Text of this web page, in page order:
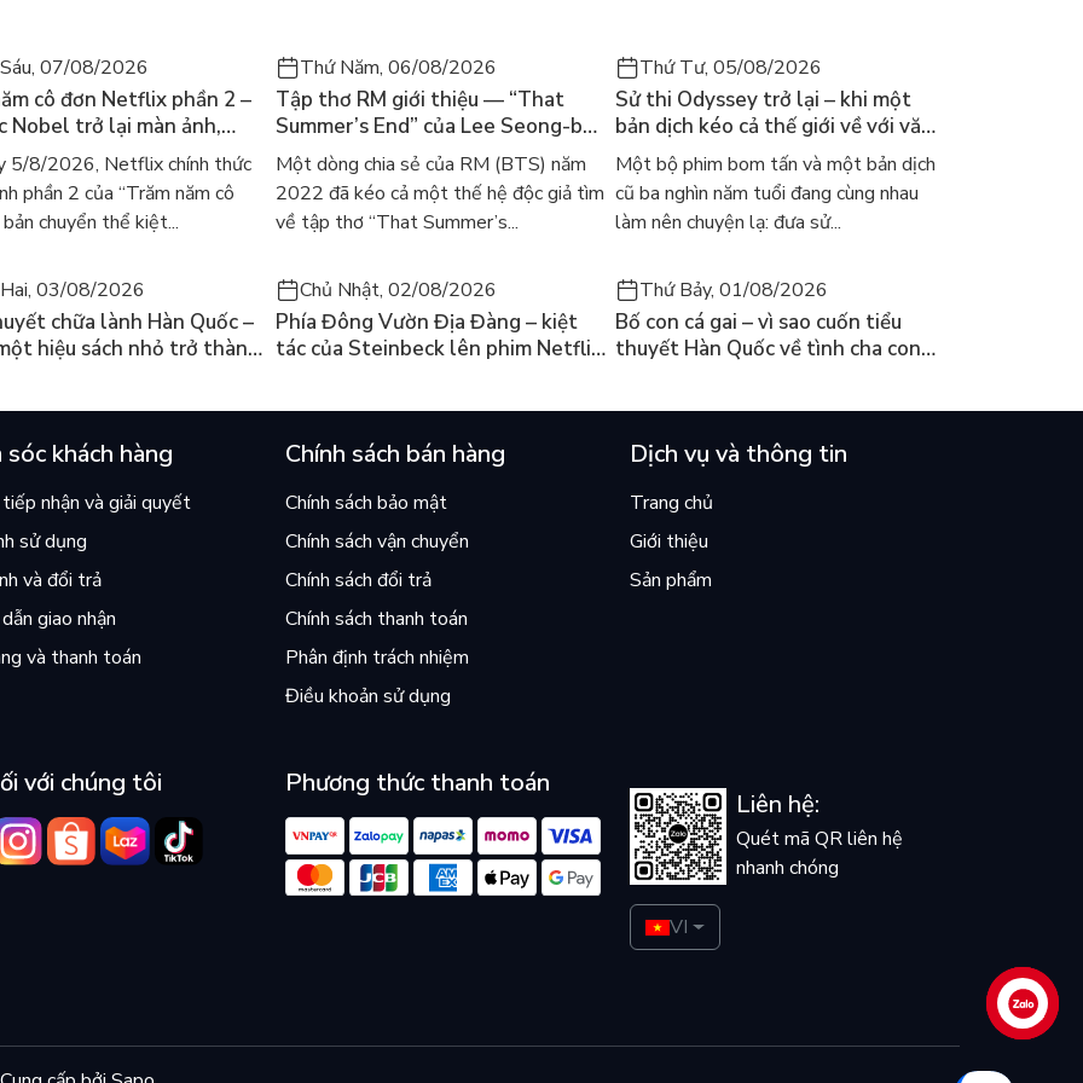
cuộc sống vật chất như ngày nay, hẳn họ đã
thế hạnh phúc hơn, đồng thời bớt cạnh tranh
đơn giản hóa cuộc sống như vậy, ta có thể
điều nào trong số này trở thành hiện thực.
đều không tăng lên.”
khi có những con chim sắt bay trên bầu trời hay
trụ còn là ước mơ huyễn hoặc, và dĩ nhiên
tưởng. Nhưng bằng một cách nào đó, tất cả
có thể hiểu được sự thật mà Charles Wagner
bài học về đức hạnh, về sự giản dị và cuộc
đã để lại một di sản, một cái mỏ neo không
chãi như vậy, xin mời đón đọc cùng Sống
07/08/2026
cô đơn Netflix phần 2 –
Nobel trở lại màn ảnh,
tìm đọc lại García
5/8/2026, Netflix chính thức
phần 2 của “Trăm năm cô
chuyển thể kiệt...
Thứ Năm, 06/08/2026
Tập thơ RM giới thiệu — “That
Summer’s End” của Lee Seong-bok
ra mắt bản tiếng Anh sau 4 năm
gây sốt
Một dòng chia sẻ của RM (BTS) năm
2022 đã kéo cả một thế hệ độc giả tìm
về tập thơ “That Summer’s...
Thứ Tư, 05/08/2026
Sử thi Odyssey trở lại – khi một
bản dịch kéo cả thế giới về với văn
học kinh điển
Một bộ phim bom tấn và một bản dịch
cũ ba nghìn năm tuổi đang cùng nhau
làm nên chuyện lạ: đưa sử...
03/08/2026
chữa lành Hàn Quốc –
hiệu sách nhỏ trở thành
Chủ Nhật, 02/08/2026
Phía Đông Vườn Địa Đàng – kiệt
tác của Steinbeck lên phim Netflix
Thứ Bảy, 01/08/2026
Bố con cá gai – vì sao cuốn tiểu
thuyết Hàn Quốc về tình cha con
sóc khách hàng
nhận và giải quyết
sử dụng
và đổi trả
giao nhận
và thanh toán
Chính sách bán hàng
Chính sách bảo mật
Chính sách vận chuyển
Chính sách đổi trả
Chính sách thanh toán
Phân định trách nhiệm
Điều khoản sử dụng
Dịch vụ và thông tin
Trang chủ
Giới thiệu
Sản phẩm
với chúng tôi Phương thức thanh toán
Liên hệ:
Quét mã QR liên hệ
nhanh chóng
VI
Liên hệ